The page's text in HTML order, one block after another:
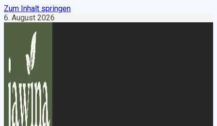
Zum Inhalt springen
6. August 2026